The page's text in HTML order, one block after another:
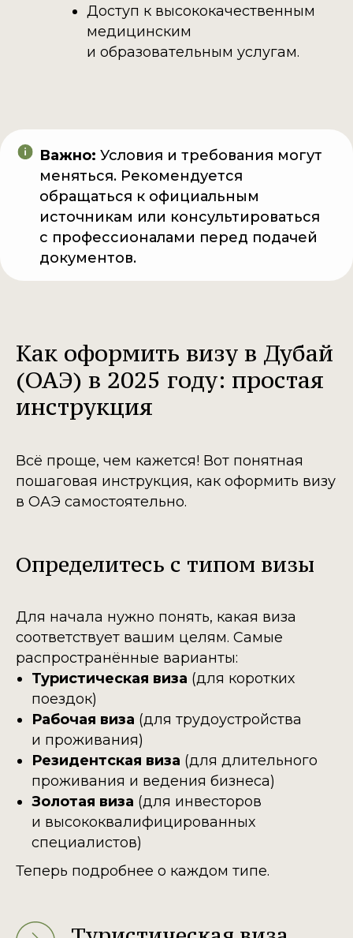
Доступ к высококачественным
медицинским
и образовательным услугам.​
Важно: Условия и требования могут
меняться. Рекомендуется
обращаться к официальным
источникам или консультироваться
с профессионалами перед подачей
документов.
Как оформить визу в Дубай
(ОАЭ) в 2025 году: простая
инструкция
Всё проще, чем кажется! Вот понятная
пошаговая инструкция, как оформить визу
в ОАЭ самостоятельно.
Определитесь с типом визы
Для начала нужно понять, какая виза
соответствует вашим целям. Самые
распространённые варианты:
Туристическая виза (для коротких
поездок)
Рабочая виза (для трудоустройства
и проживания)
Резидентская виза (для длительного
проживания и ведения бизнеса)
Золотая виза (для инвесторов
и высококвалифицированных
специалистов)
Теперь подробнее о каждом типе.